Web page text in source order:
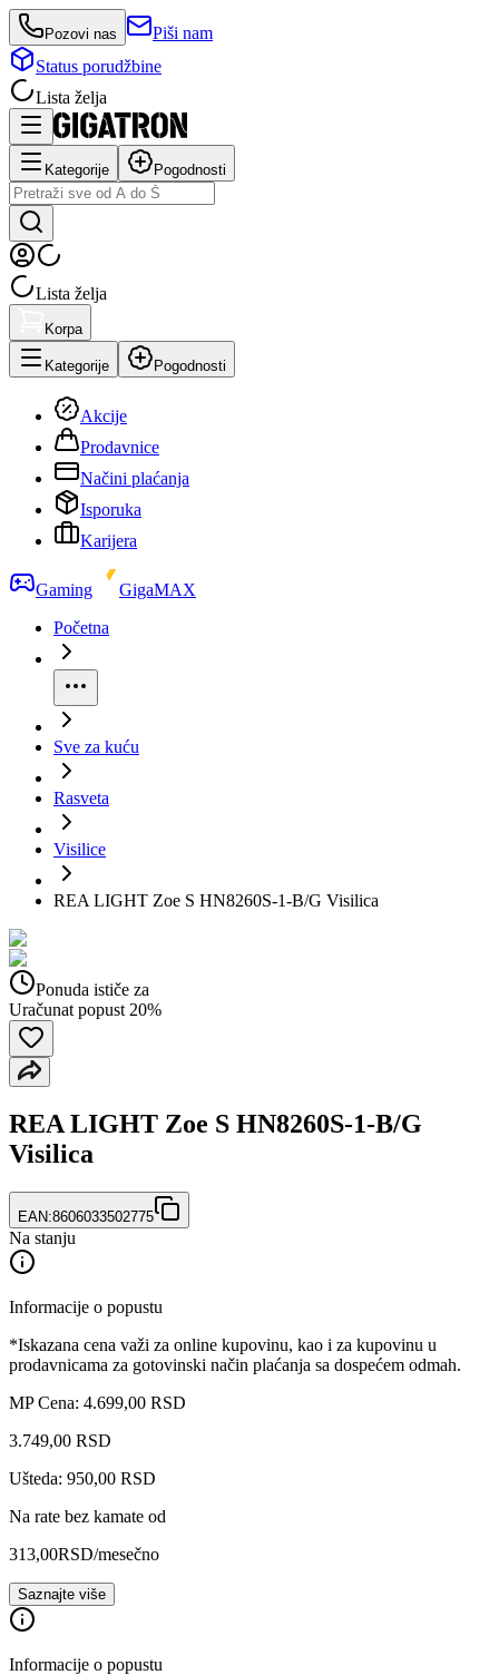
Pozovi nas
Piši nam
Status porudžbine
Lista želja
Kategorije Pogodnosti
Lista želja
Korpa
Kategorije Pogodnosti
Akcije
Prodavnice
Načini plaćanja
Isporuka
Karijera
Gaming
GigaMAX
Početna
Sve za kuću
Rasveta
Visilice
REA LIGHT Zoe S HN8260S-1-B/G Visilica
Ponuda ističe za
Uračunat popust 20%
REA LIGHT Zoe S HN8260S-1-B/G
Visilica
EAN:8606033502775
Na stanju
Informacije o popustu
*Iskazana cena važi za online kupovinu, kao i za kupovinu u
prodavnicama za gotovinski način plaćanja sa dospećem odmah.
MP Cena: 4.699,00 RSD
3.749,00 RSD
Ušteda: 950,00 RSD
Na rate bez kamate od
313,00RSD/mesečno
Saznajte više
Informacije o popustu